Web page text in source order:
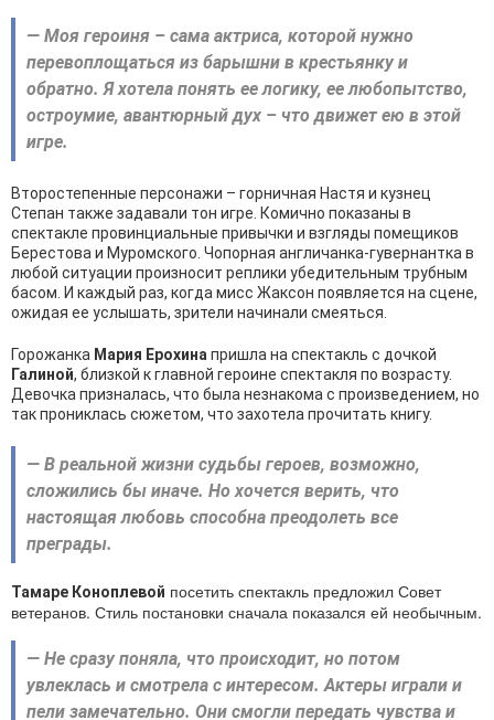
— Моя героиня – сама актриса, которой нужно
перевоплощаться из барышни в крестьянку и
обратно. Я хотела понять ее логику, ее любопытство,
остроумие, авантюрный дух – что движет ею в этой
игре.
Второстепенные персонажи – горничная Настя и кузнец
Степан также задавали тон игре. Комично показаны в
спектакле провинциальные привычки и взгляды помещиков
Берестова и Муромского. Чопорная англичанка-гувернантка в
любой ситуации произносит реплики убедительным трубным
басом. И каждый раз, когда мисс Жаксон появляется на сцене,
ожидая ее услышать, зрители начинали смеяться.
Горожанка Мария Ерохина пришла на спектакль с дочкой
Галиной, близкой к главной героине спектакля по возрасту.
Девочка призналась, что была незнакома с произведением, но
так прониклась сюжетом, что захотела прочитать книгу.
— В реальной жизни судьбы героев, возможно,
сложились бы иначе. Но хочется верить, что
настоящая любовь способна преодолеть все
преграды.
Тамаре Коноплевой посетить спектакль предложил Совет
ветеранов. Стиль постановки сначала показался ей необычным.
— Не сразу поняла, что происходит, но потом
увлеклась и смотрела с интересом. Актеры играли и
пели замечательно. Они смогли передать чувства и